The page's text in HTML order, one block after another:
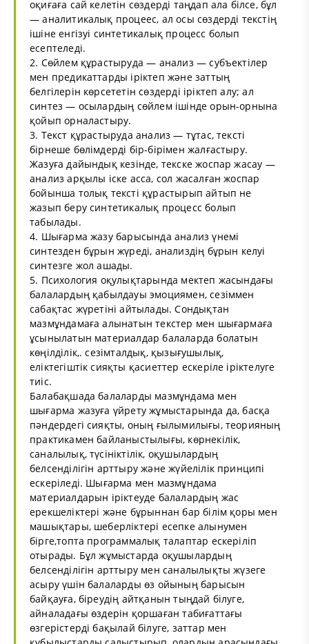
оқиғаға сай келетін сөздерді таңдап ала білсе, бұл
— аналитикалық процеес, ал осы сөздерді текстің
ішіне енгізуі синтетикалық процесс болып
есептеледі.
2. Сөйлем құрастыруда — анализ — субъектілер
мен предикаттарды іріктеп және заттың
белгілерін көрсететін сөздерді іріктеп алу; ал
синтез — осылардың сөйлем ішінде орын-орнына
қойып орналастыру.
3. Текст құрастыруда анализ — тұтас, тексті
бірнеше бөлімдерді бір-бірімен жалғастыру.
Жазуға дайындық кезінде, текске жоспар жасау —
анализ арқылы іске асса, сол жасалған жоспар
бойынша толық тексті құрастырып айтып не
жазып беру синтетикалық процесс болып
табылады.
4. Шығарма жазу барысында анализ үнемі
синтезден бұрын жүреді, анализдің бұрын келуі
синтезге жол ашады.
5. Психология оқулықтарында мектеп жасындағы
балалардың қабылдауы эмоциямен, сезіммен
сабақтас жүретіні айтылады. Сондықтан
мазмұндамаға алынатын текстер мен шығармаға
ұсынылатын материалдар балаларда болатын
көңілділік,. сезімталдық, қызығушылық,
еліктегіштік сияқты қасиеттер ескеріле іріктелуге
тиіс.
Балабақшада балаларды мазмұндама мен
шығарма жазуға үйрету жұмыстарында да, басқа
пәндердегі сияқты, оның ғылымилығы, теорияның
практикамен байланыстылығы, көрнекілік,
саналылық, түсініктілік, оқушылардың
белсенділігін арттыру және жүйелілік принципі
ескеріледі. Шығарма мен мазмұндама
материалдарын іріктеуде балалардың жас
ерекшеліктері және бұрыннан бар білім қоры мен
машықтары, шеберліктері есепке алынумен
бірге,топта программалық талаптар ескеріліп
отырады. Бұл жұмыстарда оқушылардың
белсенділігін арттыру мен саналылықты жүзеге
асыру үшін балаларды өз ойының барысын
байқауға, біреудің айтқанын тыңдай білуге,
айналадағы өздерін қоршаған табиғаттағы
өзгерістерді бақылай білуге, заттар мен